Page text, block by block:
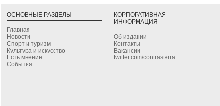
ОСНОВНЫЕ РАЗДЕЛЫ
Главная
Новости
Спорт и туризм
Культура и искусство
Есть мнение
События
КОРПОРАТИВНАЯ
ИНФОРМАЦИЯ
Об издании
Контакты
Вакансии
twitter.com/contrasterra